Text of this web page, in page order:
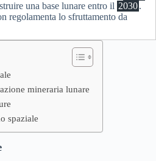
una base lunare entro il 2030.
regolamenta lo sfruttamento da
mineraria lunare
spaziale